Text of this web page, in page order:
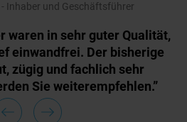
Inhaber und Geschäftsführer
waren in sehr guter Qualität,
einwandfrei. Der bisherige
zügig und fachlich sehr
Sie weiterempfehlen.”